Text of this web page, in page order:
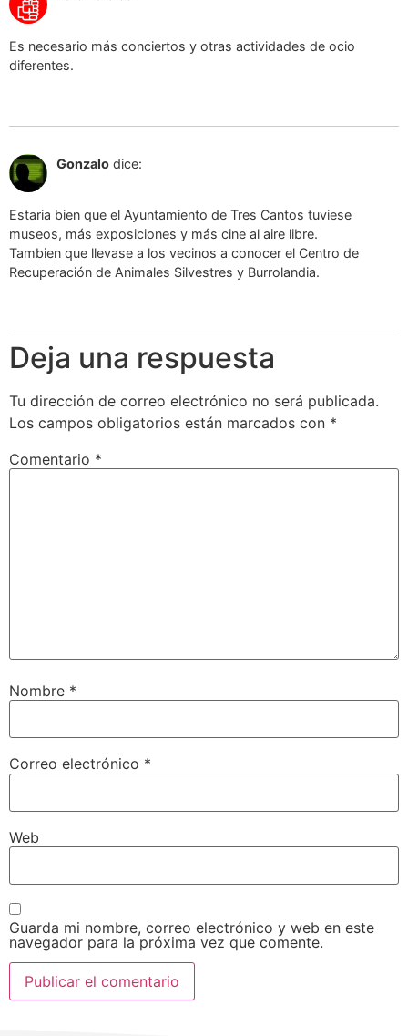
Es necesario más conciertos y otras actividades de ocio
diferentes.
Gonzalo dice:
Estaria bien que el Ayuntamiento de Tres Cantos tuviese
museos, más exposiciones y más cine al aire libre.
Tambien que llevase a los vecinos a conocer el Centro de
Recuperación de Animales Silvestres y Burrolandia.
Deja una respuesta
Tu dirección de correo electrónico no será publicada.
Los campos obligatorios están marcados con *
Comentario *
Nombre *
Correo electrónico *
Web
Guarda mi nombre, correo electrónico y web en este
navegador para la próxima vez que comente.